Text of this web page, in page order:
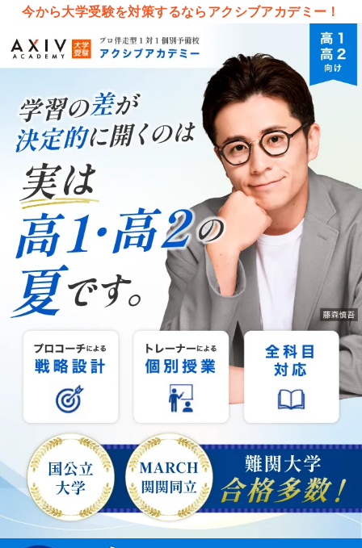
今から大学受験を対策するならアクシブアカデミー！